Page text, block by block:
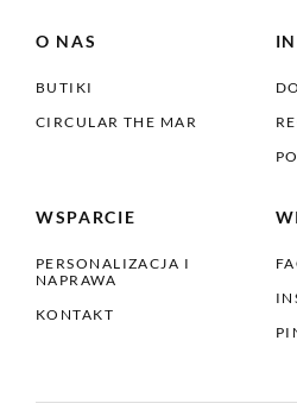
O NAS
BUTIKI
CIRCULAR THE MAR
WSPARCIE
PERSONALIZACJA I
NAPRAWA
KONTAKT